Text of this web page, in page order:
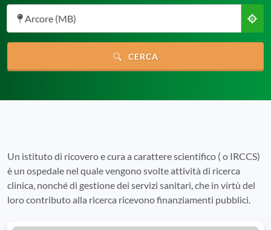
Arcore (MB)
CERCA
Un istituto di ricovero e cura a carattere scientifico ( o IRCCS)
è un ospedale nel quale vengono svolte attività di ricerca
clinica, nonché di gestione dei servizi sanitari, che in virtù del
loro contributo alla ricerca ricevono finanziamenti pubblici.